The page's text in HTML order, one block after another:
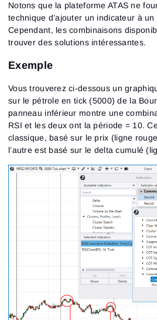
Notons que la plateforme ATAS ne
technique d’ajouter un indicateur à
Cependant, les combinaisons
trouver des solutions intéressantes.
Exemple
Vous trouverez ci-dessous un
sur le pétrole en tick (5000) de la
panneau inférieur montre une
RSI et les deux ont la période = 10.
classique, basé sur le prix (ligne
l’autre est basé sur le delta cumulé